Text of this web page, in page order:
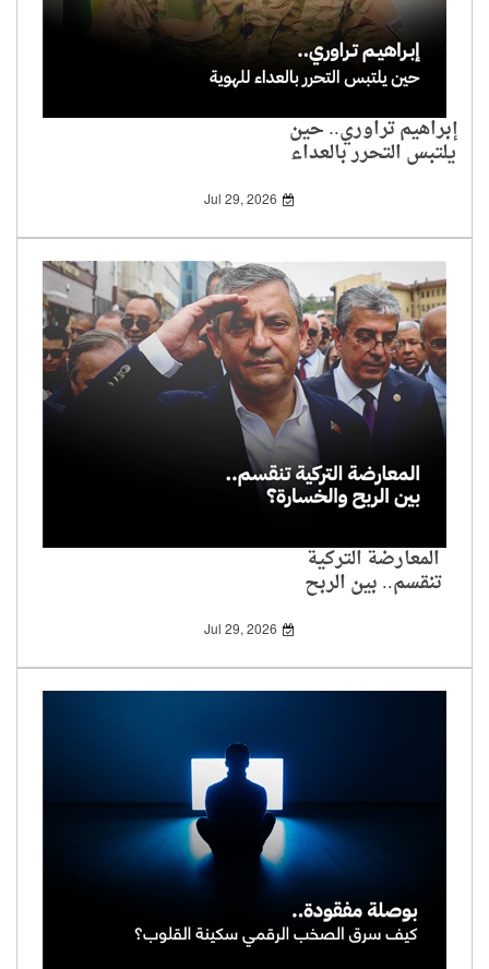
إبراهيم تراوري.. حين
يلتبس التحرر بالعداء
Jul 29, 2026
المعارضة التركية
تنقسم.. بين الربح
والخسارة؟
Jul 29, 2026